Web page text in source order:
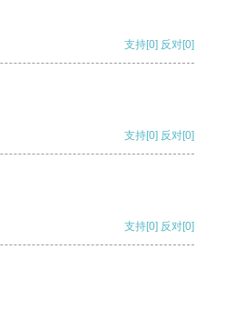
支持[0] 反对[0]
支持[0] 反对[0]
支持[0] 反对[0]